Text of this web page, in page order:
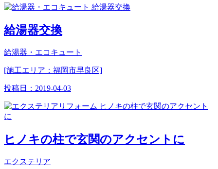
給湯器交換
給湯器・エコキュート
[施工エリア：福岡市早良区]
投稿日： 2019-04-03
ヒノキの柱で玄関のアクセントに
エクステリア